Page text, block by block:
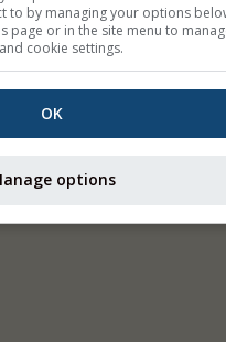
to by managing your options
page or in the site menu to
cookie settings.
OK
options